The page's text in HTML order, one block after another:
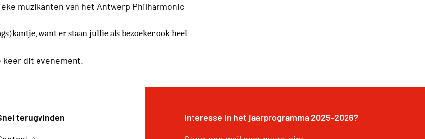
muzikanten van het Antwerp Philharmonic
want er staan jullie als bezoeker ook heel
keer dit evenement.
terugvinden
Interesse in het jaarprogramma 2025-2026?